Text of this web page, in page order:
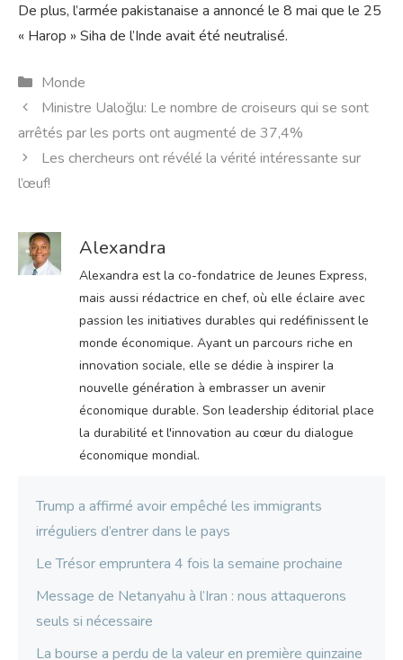
De plus, l’armée pakistanaise a annoncé le 8 mai que le 25
« Harop » Siha de l’Inde avait été neutralisé.
Catégories
Monde
Ministre Ualoğlu: Le nombre de croiseurs qui se sont
arrêtés par les ports ont augmenté de 37,4%
Les chercheurs ont révélé la vérité intéressante sur
l’œuf!
Alexandra
Alexandra est la co-fondatrice de Jeunes Express,
mais aussi rédactrice en chef, où elle éclaire avec
passion les initiatives durables qui redéfinissent le
monde économique. Ayant un parcours riche en
innovation sociale, elle se dédie à inspirer la
nouvelle génération à embrasser un avenir
économique durable. Son leadership éditorial place
la durabilité et l'innovation au cœur du dialogue
économique mondial.
Trump a affirmé avoir empêché les immigrants
irréguliers d’entrer dans le pays
Le Trésor empruntera 4 fois la semaine prochaine
Message de Netanyahu à l’Iran : nous attaquerons
seuls si nécessaire
La bourse a perdu de la valeur en première quinzaine